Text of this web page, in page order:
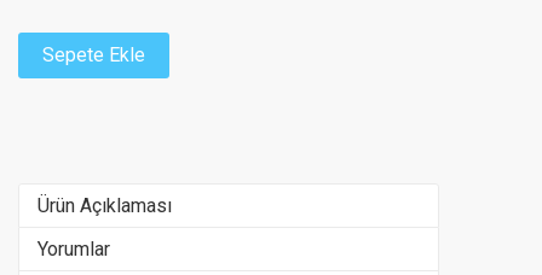
Sepete Ekle
Ürün Açıklaması
Yorumlar